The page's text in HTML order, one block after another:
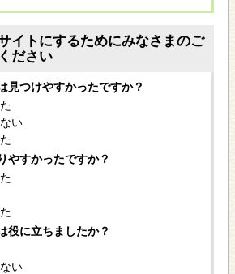
イトにするためにみなさまのご
ださい
見つけやすかったですか？
い
やすかったですか？
役に立ちましたか？
い